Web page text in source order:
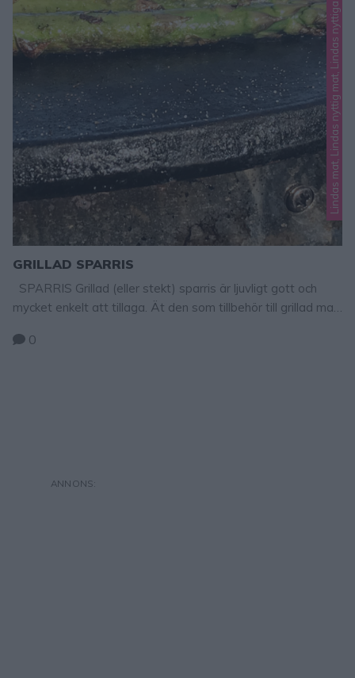
Lindas mat, Lindas nyttig mat, Lindas nyttiga
GRILLAD SPARRIS
SPARRIS Grillad (eller stekt) sparris är ljuvligt gott och
mycket enkelt att tillaga. Ät den som tillbehör till grillad mat,
eller en drink innan middagen. Grillad sparris färsk grön
0